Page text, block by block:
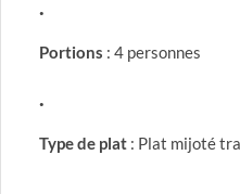
Portions : 4 personnes
Type de plat : Plat mijoté